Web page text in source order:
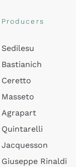
Producers
Sedilesu
Bastianich
Ceretto
Masseto
Agrapart
Quintarelli
Jacquesson
Giuseppe Rinaldi